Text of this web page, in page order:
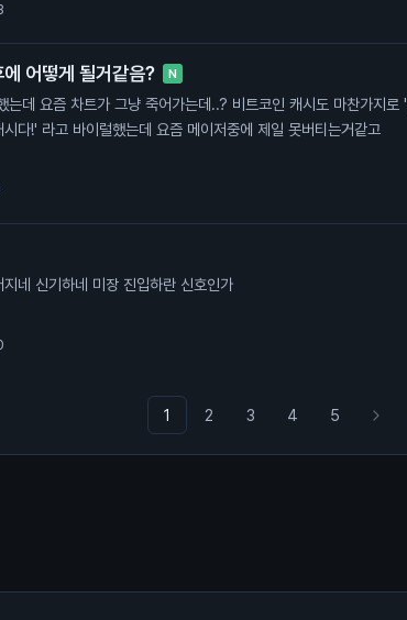
어떻게 될거같음? N
가 그냥 죽어가는데..? 비트코인 캐시도 마찬가지로 '진
다!' 라고 바이럴했는데 요즘 메이저중에 제일 못버티는거같고
네 신기하네 미장 진입하란 신호인가
1 2 3 4 5